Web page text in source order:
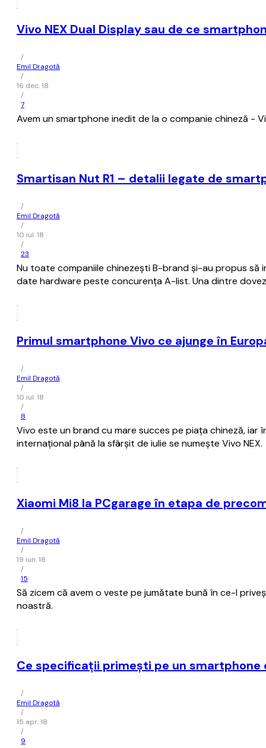
Vivo NEX Dual Display sau de ce
/
Emil Dragotă
/
16 dec. 18
/
7
Avem un smartphone inedit de la o companie chineză -
Smartisan Nut R1 – detalii legate de
/
Emil Dragotă
/
10 iul. 18
/
23
Nu toate companiile chinezești B-brand și-au propus
date hardware peste concurența A-list. Una dintre
Primul smartphone Vivo ce ajunge în
/
Emil Dragotă
/
10 iul. 18
/
8
Vivo este un brand cu mare succes pe piața chineză, iar
internațional până la sfârșit de iulie se numește Vivo NEX.
Xiaomi Mi8 la PCgarage în etapa de
/
Emil Dragotă
/
19 iun. 18
/
15
Să zicem că avem o veste pe jumătate bună în ce-l
noastră.
Ce specificații primești pe un smartphone
/
Emil Dragotă
/
15 apr. 18
/
9